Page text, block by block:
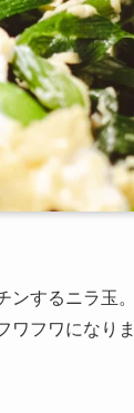
ンするニラ玉
ワフワになり